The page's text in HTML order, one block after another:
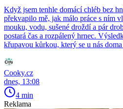
Když jsem tenhle domácí chléb bez
překvapilo mě, jak málo práce s ním
mouku, vodu, sušené droždí a pár
postará čas a rozpálený hrnec.
křupavou kůrkou, který se u nás
Cooky.cz
dnes, 13:08
4 min
Reklama